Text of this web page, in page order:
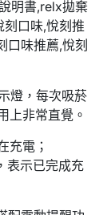
燈，每次吸菸
上非常直覺。
充電；
表示已完成充